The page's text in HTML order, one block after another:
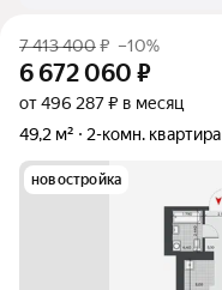
7 413 400₽ –10%
6 672 060 ₽
от 496 287 ₽ в месяц
49,2 м²
2-комн. квартира
новостройка